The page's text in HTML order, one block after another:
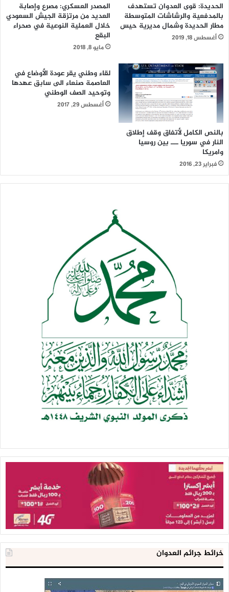
الحديدة: قوى العدوان تستهدف
بالمدفعية والرشاشات المتوسطة
مطار الحديدة وشمال مديرية حيس
أغسطس 18, 2019
المصدر العسكري: مصرع وإصابة
العديد من مرتزقة الجيش السعودي
خلال العملية النوعية في صحراء
البقع
مايو 8, 2018
بالنص الكامل لأتفاق وقف إطلاق
النار في سوريا ـــ بين روسيا
وامريكا
فبراير 23, 2016
لقاء وطني يقر عودة الأوضاع في
العاصمة صنعاء الى سابق عهدها
وتوحيد الصف الوطني
أغسطس 29, 2017
خرائط جرائم العدوان